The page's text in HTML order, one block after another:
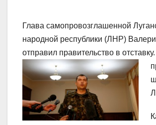
Глава самопровозглашенной
народной республики (ЛНР)
отправил правительство в